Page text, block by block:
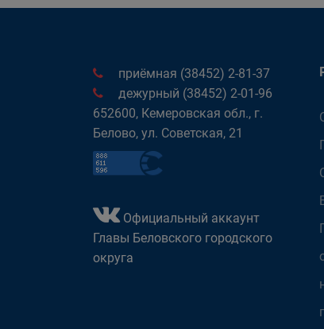
приёмная (38452) 2-81-37
дежурный (38452) 2-01-96
652600, Кемеровская обл., г.
Белово, ул. Советская, 21
Официальный аккаунт
Главы Беловского городского
округа